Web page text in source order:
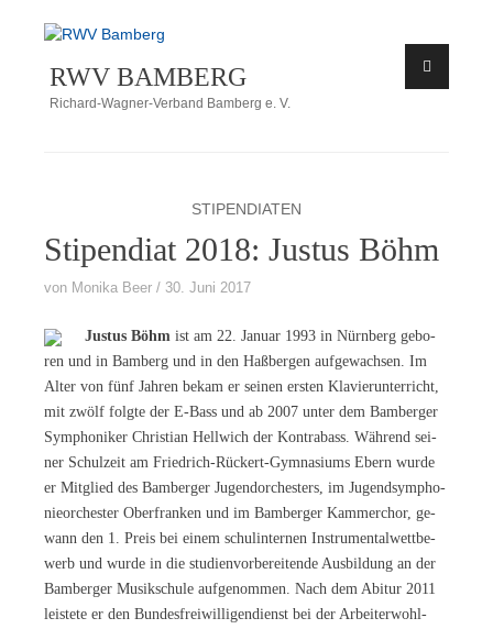
Zum
springen
RWV BAMBERG
Richard-Wagner-Verband Bamberg e. V.
STIPENDIATEN
Stipendiat 2018: Justus Böhm
von Monika Beer 30. Juni 2017
Jus­tus Böhm ist am 22. Ja­nu­ar 1993 in Nürn­berg ge­bo­
ren und in Bam­berg und in den Haß­ber­gen auf­ge­wach­sen. Im
Al­ter von fünf Jah­ren be­kam er sei­nen ers­ten Kla­vier­un­ter­richt,
mit zwölf folg­te der E-Bass und ab 2007 un­ter dem Bam­ber­ger
Sym­pho­ni­ker Chris­ti­an Hell­wich der Kon­tra­bass. Wäh­rend sei­
ner Schul­zeit am Fried­rich-Rück­ert-Gym­na­si­ums Ebern wur­de
er Mit­glied des Bam­ber­ger Ju­gend­or­ches­ters, im Ju­gend­sym­pho­
nie­or­ches­ter Ober­fran­ken und im Bam­ber­ger Kam­mer­chor, ge­
wann den 1. Preis bei ei­nem schul­in­ter­nen In­stru­men­tal­wett­be­
werb und wur­de in die stu­di­en­vor­be­rei­ten­de Aus­bil­dung an der
Bam­ber­ger Mu­sik­schu­le auf­ge­nom­men. Nach dem Ab­itur 2011
leis­te­te er den Bun­des­frei­wil­li­gen­dienst bei der Ar­bei­ter­wohl­